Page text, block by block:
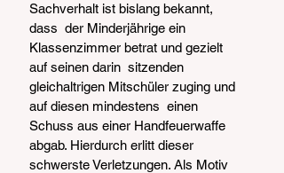
Sachverhalt ist bislang bekannt,
dass  der Minderjährige ein
Klassenzimmer betrat und gezielt
auf seinen darin  sitzenden
gleichaltrigen Mitschüler zuging und
auf diesen mindestens  einen
Schuss aus einer Handfeuerwaffe
abgab. Hierdurch erlitt dieser
schwerste Verletzungen. Als Motiv